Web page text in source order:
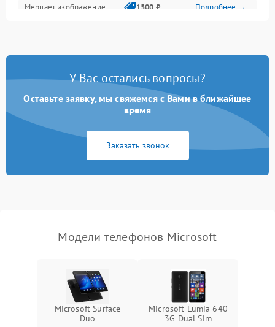
Мерцает изображение 1500 ₽ Подробнее →
У Вас остались вопросы?
Оставьте заявку, мы свяжемся с Вами в ближайшее
время
Заказать звонок
Модели телефонов Microsoft
Microsoft Surface
Duo
Microsoft Lumia 640
3G Dual Sim